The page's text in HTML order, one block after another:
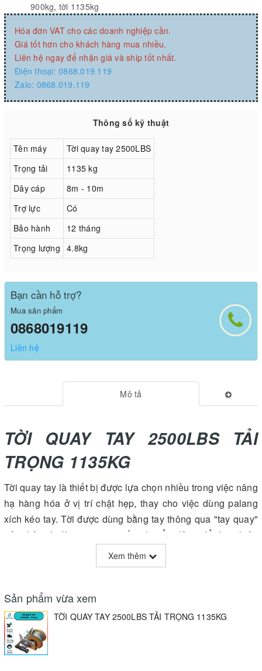
900kg, tời 1135kg
Hóa đơn VAT cho các doanh nghiệp cần.
Giá tốt hơn cho khách hàng mua nhiều.
Liên hệ ngay để nhận giá và ship tốt nhất.
Điện thoại: 0868.019.119
Zalo: 0868.019.119
Thông số kỹ thuật
Tên máy
Tời quay tay 2500LBS
Trọng tải
1135 kg
Dây cáp
8m - 10m
Trợ lực
Có
Bảo hành
12 tháng
Trọng lượng 4.8kg
Bạn cần hỗ trợ?
Mua sản phẩm
0868019119
Liên hệ
Mô tả
TỜI QUAY TAY 2500LBS TẢI
TRỌNG 1135KG
Tời quay tay là thiết bị được lựa chọn nhiều trong việc nâng
hạ hàng hóa ở vị trí chật hẹp, thay cho việc dùng palang
xích kéo tay. Tời được dùng bằng tay thông qua "tay quay"
trên thân tời làm quay cơ cấu chuyển động để thực hiện
việc quay tang tời, quấn hoặc nhả cáp theo ý muốn. - Tời
cáp quay tay sử dụng để: nâng hạ tải, kéo tải, kéo căng, tời
Xem thêm
Sản phẩm vừa xem
TỜI QUAY TAY 2500LBS TẢI TRỌNG 1135KG